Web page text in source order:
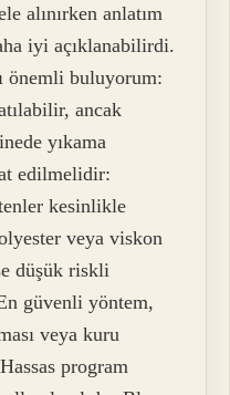
alınırken anlatım
iyi açıklanabilirdi.
önemli buluyorum:
ancak
yıkama
edilmelidir:
kesinlikle
veya viskon
düşük riskli
güvenli yöntem,
veya kuru
program